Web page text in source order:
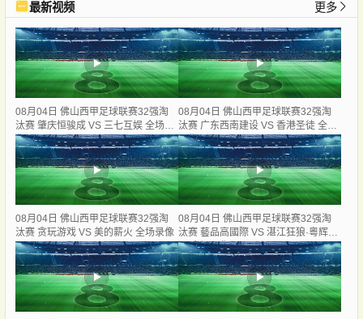
最新视频 更多
08月04日 佛山西甲足球联赛32强淘
汰赛 肇庆恒骏成 VS 三七互娱 全场录
像
08月04日 佛山西甲足球联赛32强淘
汰赛 广东西南建设 VS 香港圣徒 全场
录像
08月04日 佛山西甲足球联赛32强淘
汰赛 贪玩游戏 VS 美的薪火 全场录像
08月04日 佛山西甲足球联赛32强淘
汰赛 藝品高國際 VS 湛江狂狼·粵辉能
源 全场录像